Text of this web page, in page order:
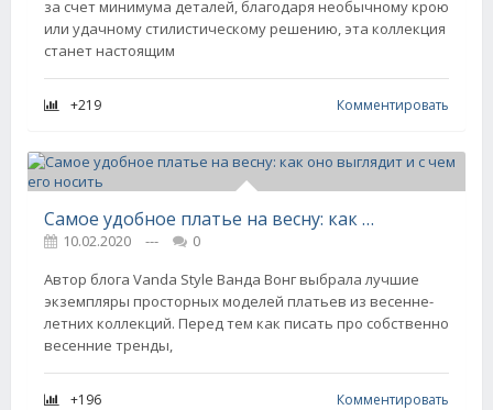
за счет минимума деталей, благодаря необычному крою
или удачному стилистическому решению, эта коллекция
станет настоящим
+219 Комментировать
Самое удобное платье на весну: как оно выглядит и с чем его носить
10.02.2020 ---
0
Автор блога Vanda Style Ванда Вонг выбрала лучшие
экземпляры просторных моделей платьев из весенне-
летних коллекций. Перед тем как писать про собственно
весенние тренды,
+196 Комментировать